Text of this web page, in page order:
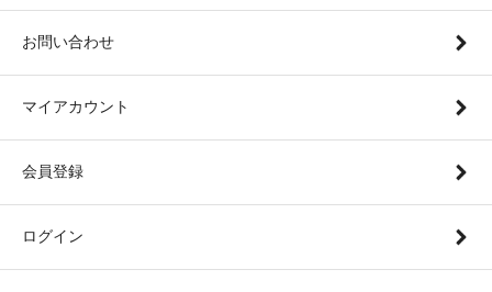
お問い合わせ
マイアカウント
会員登録
ログイン